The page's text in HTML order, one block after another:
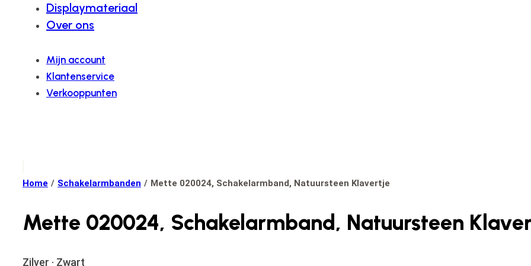
Displaymateriaal
Over ons
Mijn account
Klantenservice
Verkooppunten
Home / Schakelarmbanden / Mette 020024, Schakelarmband, Natuursteen Klavertje
Mette 020024, Schakelarmband, Natuursteen
Zilver · Zwart